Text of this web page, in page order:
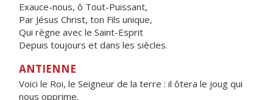
Exauce-nous, ô Tout-Puissant,
Par Jésus Christ, ton Fils unique,
Qui règne avec le Saint-Esprit
Depuis toujours et dans les siècles.
ANTIENNE
Voici le Roi, le Seigneur de la terre : il ôtera le joug qui
nous opprime.